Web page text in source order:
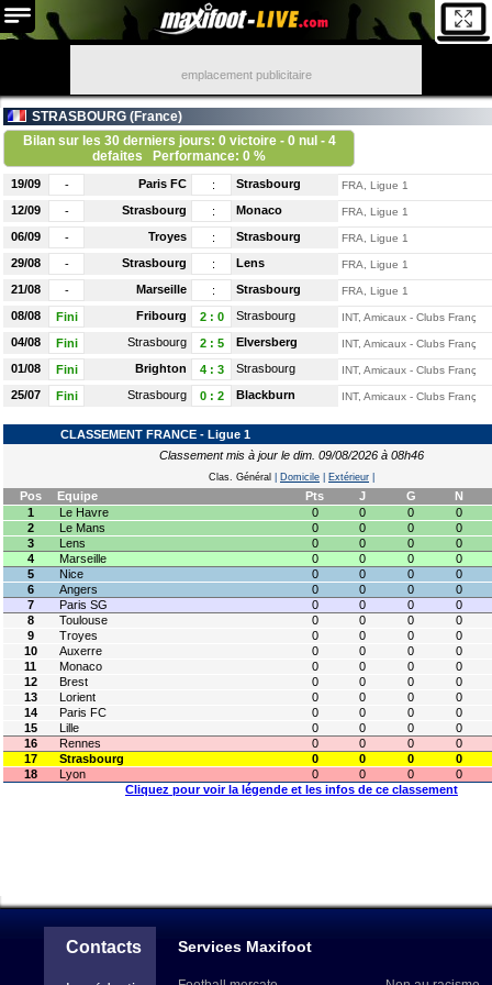
emplacement publicitaire
STRASBOURG (France)
Bilan sur les 30 derniers jours: 0 victoire - 0 nul - 4
defaites
Performance: 0 %
19/09 - Paris FC : Strasbourg FRA, Ligue 1
12/09 - Strasbourg : Monaco FRA, Ligue 1
06/09 - Troyes : Strasbourg FRA, Ligue 1
29/08 - Strasbourg : Lens FRA, Ligue 1
21/08 - Marseille : Strasbourg FRA, Ligue 1
08/08 Fini Fribourg 2: 0 Strasbourg INT, Amicaux - Clubs Français
04/08 Fini Strasbourg 2: 5 Elversberg INT, Amicaux - Clubs Français
01/08 Fini Brighton 4: 3 Strasbourg INT, Amicaux - Clubs Français
25/07 Fini Strasbourg 0: 2 Blackburn INT, Amicaux - Clubs Français
CLASSEMENT FRANCE - Ligue 1
Classement mis à jour le dim. 09/08/2026 à 08h46
Clas. Général Domicile Extérieur
Pos Equipe Pts J G
N
1
Le Havre 0 0 0
0
2
Le Mans 0 0 0
0
3
Lens 0 0 0
0
4
Marseille 0 0 0
0
5
Nice 0 0 0
0
6
Angers 0 0 0
0
7
Paris SG 0 0 0
0
8
Toulouse 0 0 0
0
9
Troyes 0 0 0
0
10
Auxerre 0 0 0
0
11
Monaco 0 0 0
0
12
Brest 0 0 0
0
13
Lorient 0 0 0
0
14
Paris FC 0 0 0
0
15
Lille 0 0 0
0
16
Rennes 0 0 0
0
17
Strasbourg 0 0 0
0
18
Lyon 0 0 0
0
Cliquez pour voir la légende et les infos de ce classement
Contacts Services Maxifoot